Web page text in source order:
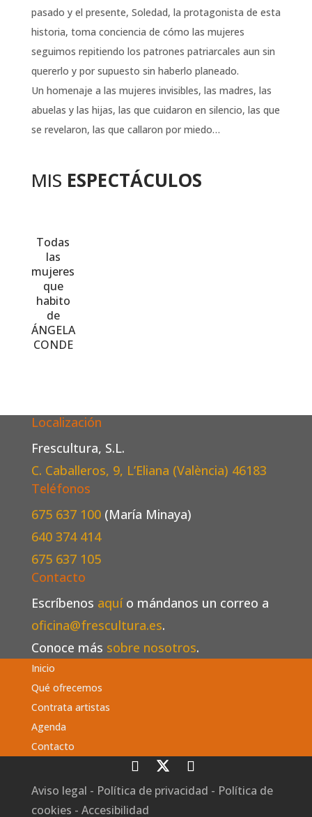
pasado y el presente, Soledad, la protagonista de esta
historia, toma conciencia de cómo las mujeres
seguimos repitiendo los patrones patriarcales aun sin
quererlo y por supuesto sin haberlo planeado.
Un homenaje a las mujeres invisibles, las madres, las
abuelas y las hijas, las que cuidaron en silencio, las que
se revelaron, las que callaron por miedo…
MIS ESPECTÁCULOS
Todas
las
mujeres
que
habito
de
ÁNGELA
CONDE
Localización
Frescultura, S.L.
C. Caballeros, 9, L’Eliana (València) 46183
Teléfonos
675 637 100 (María Minaya)
640 374 414
675 637 105
Contacto
Escríbenos aquío mándanos un correo a
oficina@frescultura.es.
Conoce más sobre nosotros.
Inicio
Qué ofrecemos
Contrata artistas
Agenda
Contacto
Aviso legal - Política de privacidad - Política de
cookies - Accesibilidad